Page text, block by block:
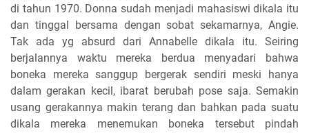
di tahun 1970. Donna sudah menjadi mahasiswi dikala itu
dan tinggal bersama dengan sobat sekamarnya, Angie.
Tak ada yg absurd dari Annabelle dikala itu. Seiring
berjalannya waktu mereka berdua menyadari bahwa
boneka mereka sanggup bergerak sendiri meski hanya
dalam gerakan kecil, ibarat berubah pose saja. Semakin
usang gerakannya makin terang dan bahkan pada suatu
dikala mereka menemukan boneka tersebut pindah